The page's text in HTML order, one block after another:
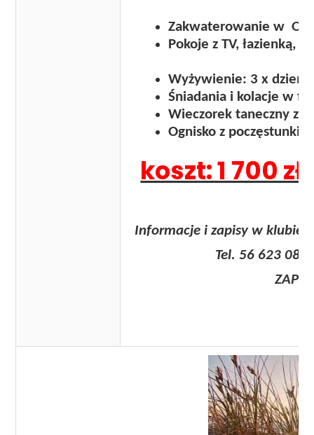
Zakwaterowanie w
Pokoje z TV,
Wyżywienie: 3 x
Śniadania i kolacje w
Wieczorek taneczny z
Ognisko z
koszt: 1 700
Informacje i zapisy w klubie
Tel. 56 623 08 72/